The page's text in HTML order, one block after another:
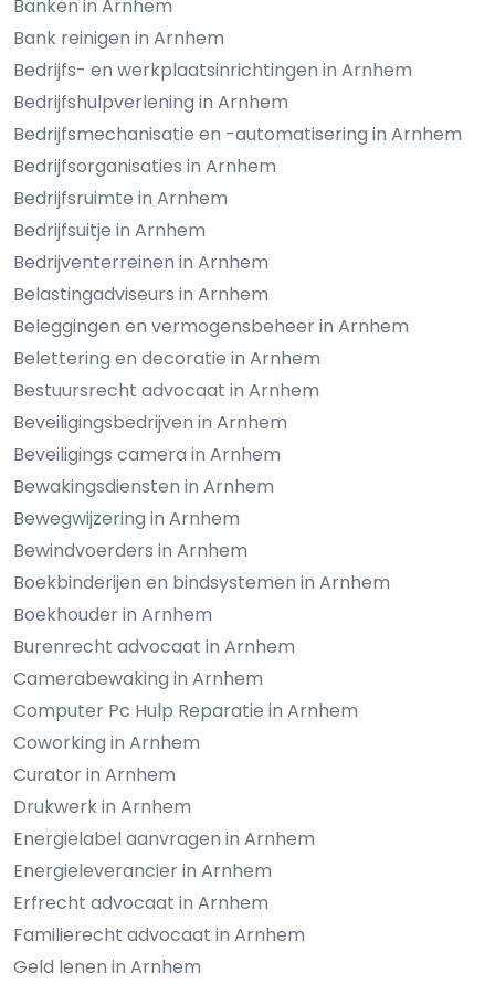
Banken in Arnhem
Bank reinigen in Arnhem
Bedrijfs- en werkplaatsinrichtingen in Arnhem
Bedrijfshulpverlening in Arnhem
Bedrijfsmechanisatie en -automatisering in Arnhem
Bedrijfsorganisaties in Arnhem
Bedrijfsruimte in Arnhem
Bedrijfsuitje in Arnhem
Bedrijventerreinen in Arnhem
Belastingadviseurs in Arnhem
Beleggingen en vermogensbeheer in Arnhem
Belettering en decoratie in Arnhem
Bestuursrecht advocaat in Arnhem
Beveiligingsbedrijven in Arnhem
Beveiligings camera in Arnhem
Bewakingsdiensten in Arnhem
Bewegwijzering in Arnhem
Bewindvoerders in Arnhem
Boekbinderijen en bindsystemen in Arnhem
Boekhouder in Arnhem
Burenrecht advocaat in Arnhem
Camerabewaking in Arnhem
Computer Pc Hulp Reparatie in Arnhem
Coworking in Arnhem
Curator in Arnhem
Drukwerk in Arnhem
Energielabel aanvragen in Arnhem
Energieleverancier in Arnhem
Erfrecht advocaat in Arnhem
Familierecht advocaat in Arnhem
Geld lenen in Arnhem